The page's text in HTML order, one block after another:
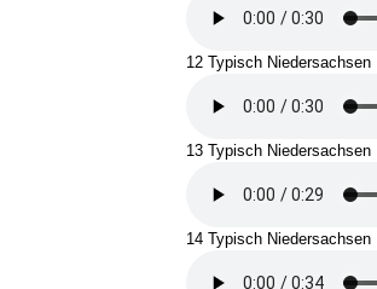
12 Typisch
13 Typisch Niedersachsen
14 Typisch Niedersachsen